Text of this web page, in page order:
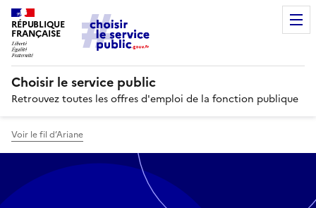
RÉPUBLIQUE
FRANÇAISE
Choisir le service public
Retrouvez toutes les offres d'emploi de la fonction publique
Voir le fil d’Ariane